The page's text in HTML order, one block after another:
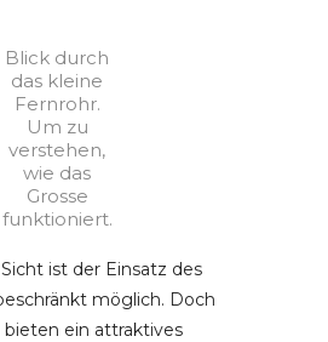
Blick durch
das kleine
Fernrohr.
Um zu
verstehen,
wie das
Grosse
funktioniert.
ist der Einsatz des
möglich. Doch
ein attraktives